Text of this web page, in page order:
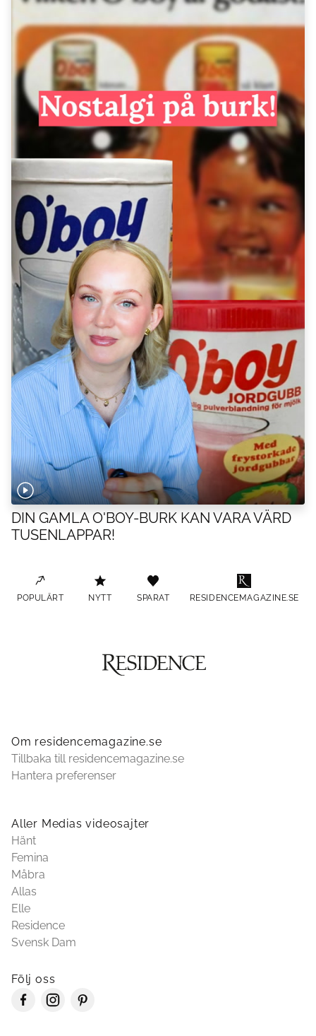
DIN GAMLA O'BOY-BURK KAN VARA VÄRD
TUSENLAPPAR!
POPULÄRT NYTT SPARAT RESIDENCEMAGAZINE.SE
Om residencemagazine.se
Tillbaka till residencemagazine.se
Hantera preferenser
Aller Medias videosajter
Hänt
Femina
Måbra
Allas
Elle
Residence
Svensk Dam
Följ oss